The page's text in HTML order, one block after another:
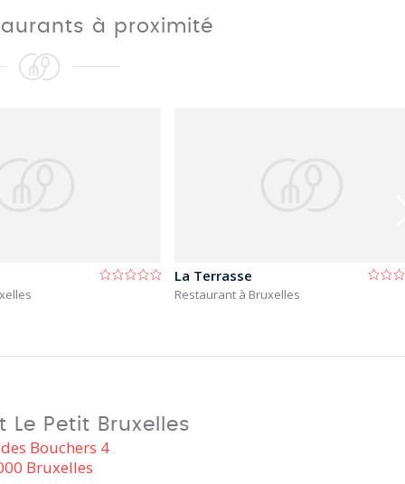
à proximité
La Terrasse
Restaurant à Bruxelles
Le Petit Bruxelles
Bouchers 4
Bruxelles